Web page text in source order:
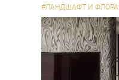
#ЛАНДШАФТ И ФЛОРА